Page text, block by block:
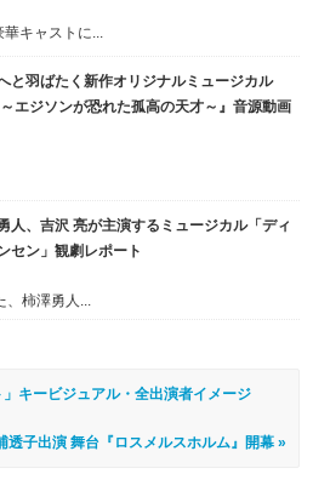
キャストに...
と羽ばたく新作オリジナルミュージカル
～エジソンが恐れた孤高の天才～』音源動画
人、吉沢 亮が主演するミュージカル「ディ
セン」観劇レポート
、柿澤勇人...
キービジュアル・全出演者イメージ
透子出演 舞台『ロスメルスホルム』開幕 »